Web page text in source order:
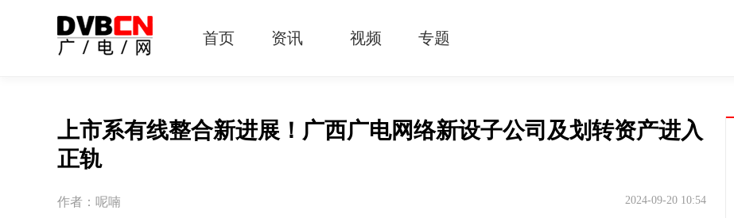
首页 资讯 视频 专题
上市系有线整合新进展！广西广电网络新设子公司及划转资产进入
正轨
作者：呢喃 2024-09-20 10:54